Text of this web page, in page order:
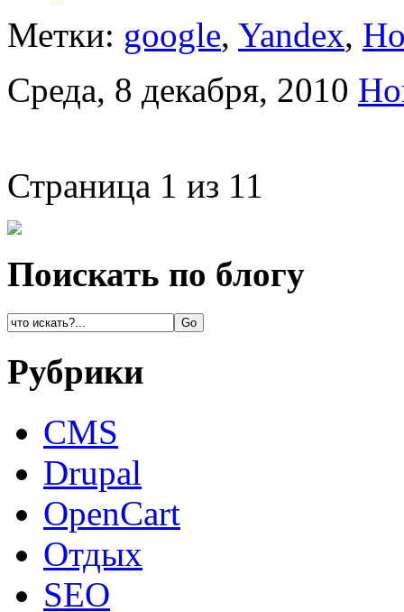
Метки: google, Yandex,
Среда, 8 декабря, 2010
Страница 1 из 1 1
Поискать по блогу
Рубрики
CMS
Drupal
OpenCart
Oтдых
SEO